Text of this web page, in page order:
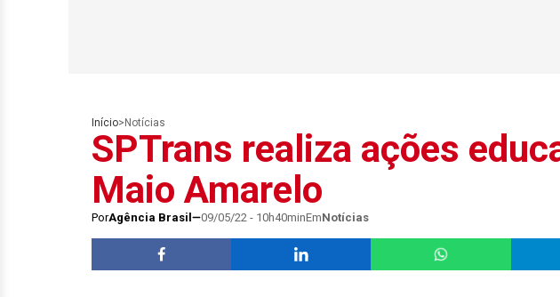
Início> Notícias
SPTrans realiza ações
Maio Amarelo
PorAgência Brasil 09/05/22 - 10h40minEmNotícias